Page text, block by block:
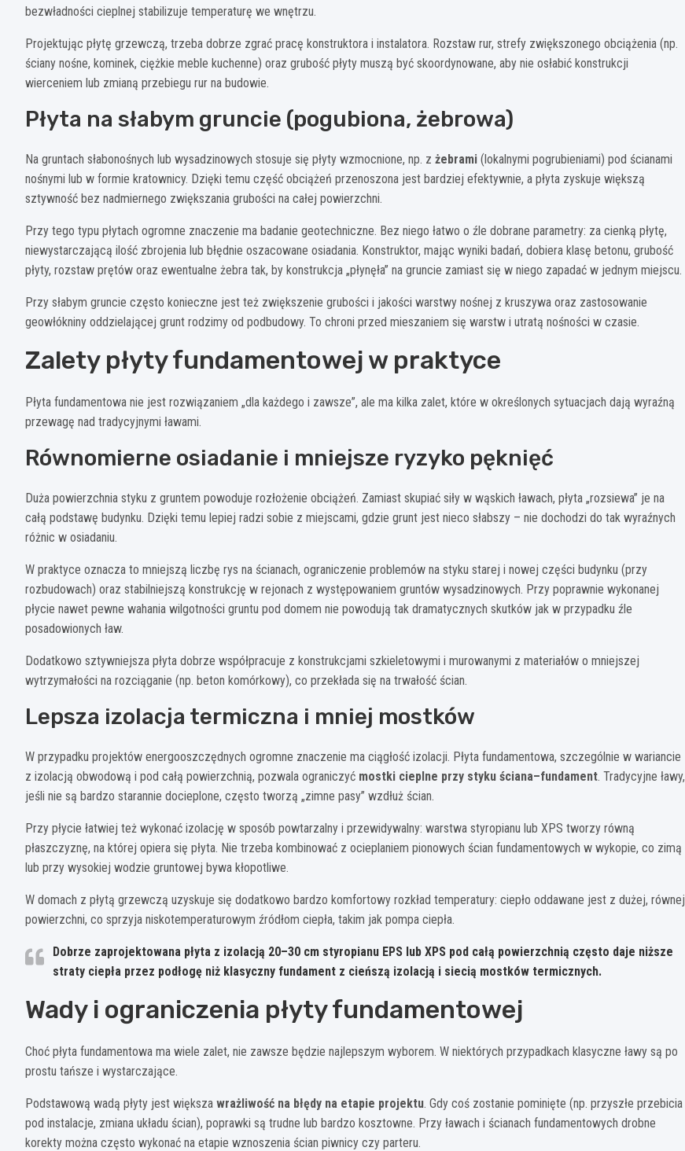
bezwładności cieplnej stabilizuje temperaturę we wnętrzu.
Projektując płytę grzewczą, trzeba dobrze zgrać pracę konstruktora i instalatora. Rozstaw rur, strefy zwiększonego obciążenia (np.
ściany nośne, kominek, ciężkie meble kuchenne) oraz grubość płyty muszą być skoordynowane, aby nie osłabić konstrukcji
wierceniem lub zmianą przebiegu rur na budowie.
Płyta na słabym gruncie (pogubiona, żebrowa)
Na gruntach słabonośnych lub wysadzinowych stosuje się płyty wzmocnione, np. z żebrami (lokalnymi pogrubieniami) pod ścianami
nośnymi lub w formie kratownicy. Dzięki temu część obciążeń przenoszona jest bardziej efektywnie, a płyta zyskuje większą
sztywność bez nadmiernego zwiększania grubości na całej powierzchni.
Przy tego typu płytach ogromne znaczenie ma badanie geotechniczne. Bez niego łatwo o źle dobrane parametry: za cienką płytę,
niewystarczającą ilość zbrojenia lub błędnie oszacowane osiadania. Konstruktor, mając wyniki badań, dobiera klasę betonu, grubość
płyty, rozstaw prętów oraz ewentualne żebra tak, by konstrukcja „płynęła” na gruncie zamiast się w niego zapadać w jednym miejscu.
Przy słabym gruncie często konieczne jest też zwiększenie grubości i jakości warstwy nośnej z kruszywa oraz zastosowanie
geowłókniny oddzielającej grunt rodzimy od podbudowy. To chroni przed mieszaniem się warstw i utratą nośności w czasie.
Zalety płyty fundamentowej w praktyce
Płyta fundamentowa nie jest rozwiązaniem „dla każdego i zawsze”, ale ma kilka zalet, które w określonych sytuacjach dają wyraźną
przewagę nad tradycyjnymi ławami.
Równomierne osiadanie i mniejsze ryzyko pęknięć
Duża powierzchnia styku z gruntem powoduje rozłożenie obciążeń. Zamiast skupiać siły w wąskich ławach, płyta „rozsiewa” je na
całą podstawę budynku. Dzięki temu lepiej radzi sobie z miejscami, gdzie grunt jest nieco słabszy – nie dochodzi do tak wyraźnych
różnic w osiadaniu.
W praktyce oznacza to mniejszą liczbę rys na ścianach, ograniczenie problemów na styku starej i nowej części budynku (przy
rozbudowach) oraz stabilniejszą konstrukcję w rejonach z występowaniem gruntów wysadzinowych. Przy poprawnie wykonanej
płycie nawet pewne wahania wilgotności gruntu pod domem nie powodują tak dramatycznych skutków jak w przypadku źle
posadowionych ław.
Dodatkowo sztywniejsza płyta dobrze współpracuje z konstrukcjami szkieletowymi i murowanymi z materiałów o mniejszej
wytrzymałości na rozciąganie (np. beton komórkowy), co przekłada się na trwałość ścian.
Lepsza izolacja termiczna i mniej mostków
W przypadku projektów energooszczędnych ogromne znaczenie ma ciągłość izolacji. Płyta fundamentowa, szczególnie w wariancie
z izolacją obwodową i pod całą powierzchnią, pozwala ograniczyć mostki cieplne przy styku ściana–fundament. Tradycyjne ławy,
jeśli nie są bardzo starannie docieplone, często tworzą „zimne pasy” wzdłuż ścian.
Przy płycie łatwiej też wykonać izolację w sposób powtarzalny i przewidywalny: warstwa styropianu lub XPS tworzy równą
płaszczyznę, na której opiera się płyta. Nie trzeba kombinować z ocieplaniem pionowych ścian fundamentowych w wykopie, co zimą
lub przy wysokiej wodzie gruntowej bywa kłopotliwe.
W domach z płytą grzewczą uzyskuje się dodatkowo bardzo komfortowy rozkład temperatury: ciepło oddawane jest z dużej, równej
powierzchni, co sprzyja niskotemperaturowym źródłom ciepła, takim jak pompa ciepła.
Dobrze zaprojektowana płyta z izolacją 20–30 cm styropianu EPS lub XPS pod całą powierzchnią często daje niższe
straty ciepła przez podłogę niż klasyczny fundament z cieńszą izolacją i siecią mostków termicznych.
Wady i ograniczenia płyty fundamentowej
Choć płyta fundamentowa ma wiele zalet, nie zawsze będzie najlepszym wyborem. W niektórych przypadkach klasyczne ławy są po
prostu tańsze i wystarczające.
Podstawową wadą płyty jest większa wrażliwość na błędy na etapie projektu. Gdy coś zostanie pominięte (np. przyszłe przebicia
pod instalacje, zmiana układu ścian), poprawki są trudne lub bardzo kosztowne. Przy ławach i ścianach fundamentowych drobne
korekty można często wykonać na etapie wznoszenia ścian piwnicy czy parteru.